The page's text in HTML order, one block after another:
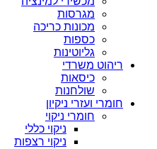
מגרסות
מכונות כריכה
כספות
גליוטינות
ריהוט משרדי
כיסאות
שולחנות
חומרי ועזרי ניקיון
חומרי ניקוי
ניקוי כללי
ניקוי רצפות